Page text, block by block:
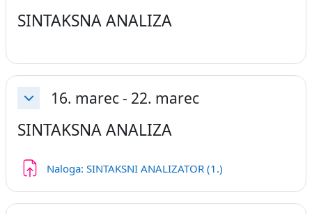
SINTAKSNA ANALIZA
Skrči 16. marec - 22. marec
SINTAKSNA ANALIZA
Naloga: SINTAKSNI ANALIZATOR (1.)